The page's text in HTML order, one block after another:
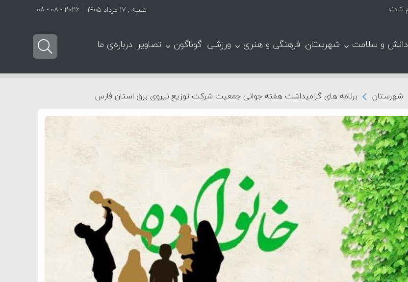
شنبه , ۱۷ مرداد ۱۴۰۵ 2026 - 08 - 08
دانش و سلامت شهرستان فرهنگی و هنری ورزشی گوناگون تصاویر درباره‌ی ما
شهرستان برنامه های گرامیداشت هفته جوانی جمعیت شرکت توزیع نیروی برق استان فارس